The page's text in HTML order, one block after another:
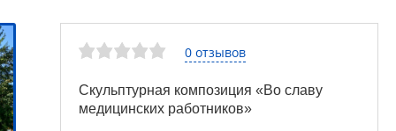
0 отзывов
Скульптурная композиция «Во славу
медицинских работников»